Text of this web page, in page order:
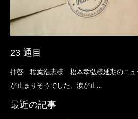
23 通目
拝啓 稲葉浩志様 松本孝弘様延期のニュ
が止まりそうでした。涙が止…
最近の記事